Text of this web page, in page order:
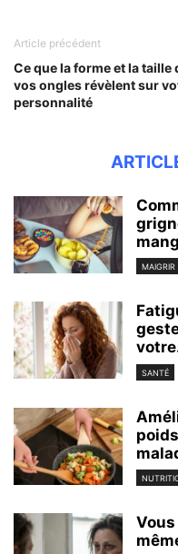
Article précédent
Ce que la forme et la taille
vos ongles révèlent sur
personnalité
MAIGRIR
SANTÉ